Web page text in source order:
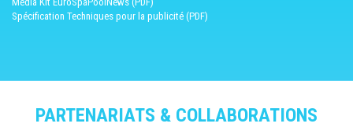
Spécification Techniques pour la publicité (PDF)
PARTENARIATS & COLLABORATIONS